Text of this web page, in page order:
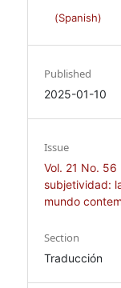
(Spanish)
Published
2025-01-10
Issue
Vol. 21 No.
subjetividad:
mundo
Section
Traducción